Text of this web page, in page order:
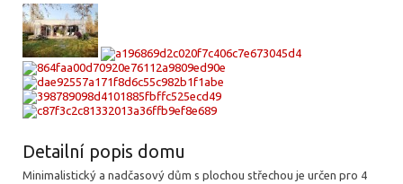
Detailní popis domu
Minimalistický a nadčasový dům s plochou střechou je určen pro 4